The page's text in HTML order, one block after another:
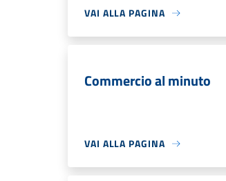
VAI ALLA PAGINA
Commercio al minuto
VAI ALLA PAGINA